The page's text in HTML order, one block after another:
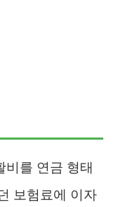
를 연금 형태
보험료에 이자